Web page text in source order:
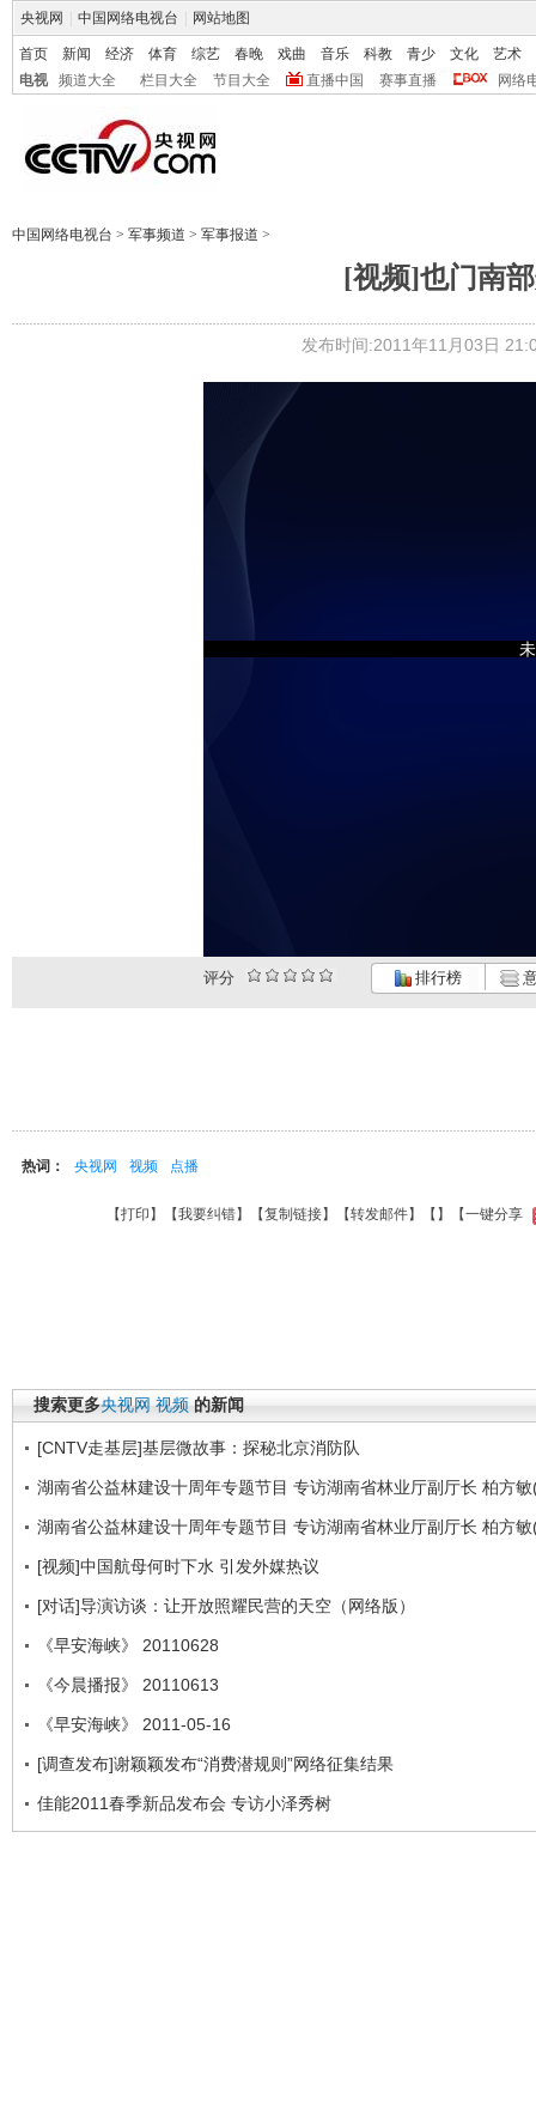
央视网 中国网络电视台 网站地图
首页 新闻 经济 体育 综艺 春晚 戏曲 音乐 科教 青少 文化
艺术
电视
频道大全 栏目大全 节目大全 直播中国 赛事直播 网络
中国网络电视台 > 军事频道 > 军事报道 >
[视频]也门南
发布时间:2011年11月03日
评分 排行榜
热词： 央视网 视频 点播
【打印 】【我要纠错】【复制链接】【转发邮件】【 】 【一键分享
搜索更多央视网 视频 的新闻
[CNTV走基层]基层微故事：探秘北京消防队
湖南省公益林建设十周年专题节目 专访湖南省林业厅副厅长 柏方
湖南省公益林建设十周年专题节目 专访湖南省林业厅副厅长 柏方
[视频]中国航母何时下水 引发外媒热议
[对话]导演访谈：让开放照耀民营的天空（网络版）
《早安海峡》 20110628
《今晨播报》 20110613
《早安海峡》 2011-05-16
[调查发布]谢颖颖发布“消费潜规则”网络征集结果
佳能2011春季新品发布会 专访小泽秀树